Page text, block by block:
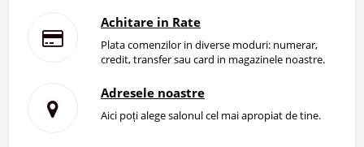
Achitare in Rate
Plata comenzilor in diverse moduri: numerar,
credit, transfer sau card in magazinele noastre.
Adresele noastre
Aici poți alege salonul cel mai apropiat de tine.